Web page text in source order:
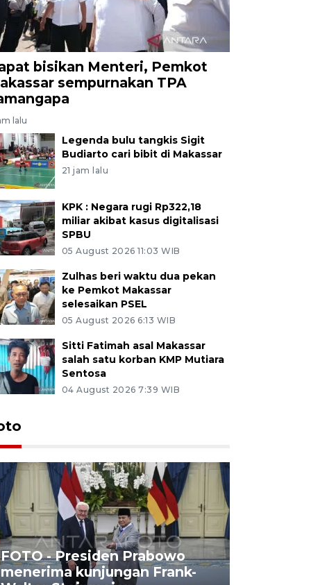
bisikan Menteri, Pemkot
sempurnakan TPA
lalu
Legenda bulu tangkis Sigit
Budiarto cari bibit di Makassar
21 jam lalu
KPK : Negara rugi Rp322,18
miliar akibat kasus digitalisasi
SPBU
05 August 2026 11:03 WIB
Zulhas beri waktu dua pekan
ke Pemkot Makassar
selesaikan PSEL
05 August 2026 6:13 WIB
Sitti Fatimah asal Makassar
salah satu korban KMP Mutiara
Sentosa
04 August 2026 7:39 WIB
FOTO - Presiden Prabowo
menerima kunjungan Frank-